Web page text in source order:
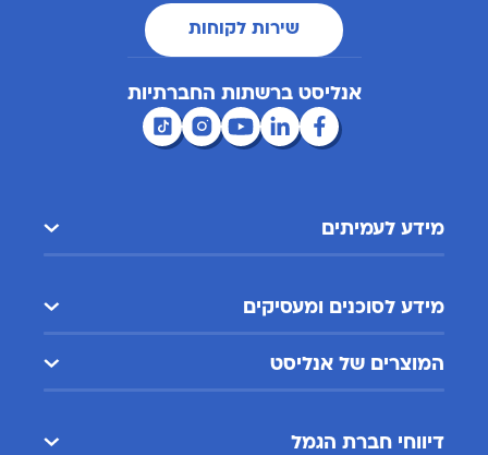
שירות לקוחות
אנליסט ברשתות החברתיות
מידע לעמיתים
מידע לסוכנים ומעסיקים
המוצרים של אנליסט
דיווחי חברת הגמל